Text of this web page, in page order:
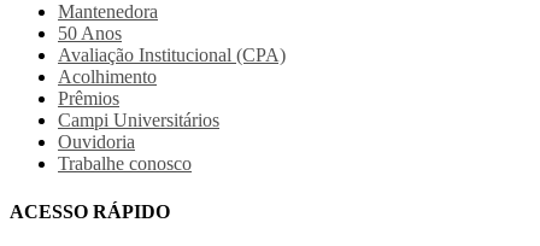
Mantenedora
50 Anos
Avaliação Institucional (CPA)
Acolhimento
Prêmios
Campi Universitários
Ouvidoria
Trabalhe conosco
ACESSO RÁPIDO